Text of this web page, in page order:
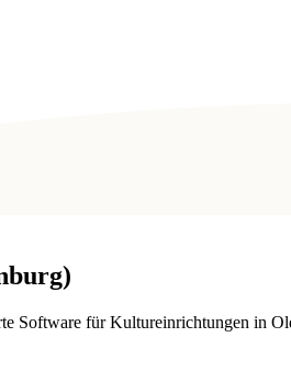
Software für Kultureinrichtungen in